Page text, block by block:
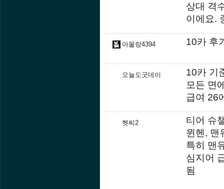
상대 격
이에요.
아몰랑4394 10카 후
오늘도굿데이
10카 기
모든 면
급여 26
헷찌2
티어 슈
뮌헨, 맨
특히 맨
심지어
됨